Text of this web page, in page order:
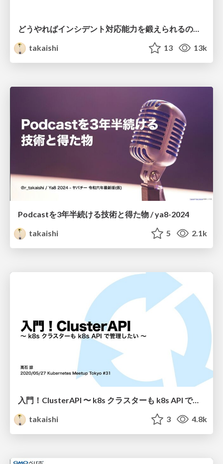
どうやればインシデント対応能力を鍛えられるのか？ / SRE Kaigi 2025
takaishi
13 13k
Podcastを3年半続ける技術と得た物 / ya8-2024
takaishi
5 2.1k
入門！ClusterAPI 〜 k8s クラスターも k8s API で管理したい 〜 / k8s_meetup_31
takaishi
3 4.8k